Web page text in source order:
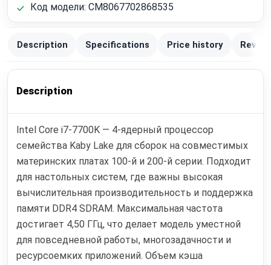
Код модели: CM8067702868535
Description Specifications Price history
Description
Intel Core i7-7700K — 4-ядерный процессор
семейства Kaby Lake для сборок на совместимых
материнских платах 100-й и 200-й серии. Подходит
для настольных систем, где важны высокая
вычислительная производительность и поддержка
памяти DDR4 SDRAM. Максимальная частота
достигает 4,50 ГГц, что делает модель уместной
для повседневной работы, многозадачности и
ресурсоемких приложений. Объем кэша